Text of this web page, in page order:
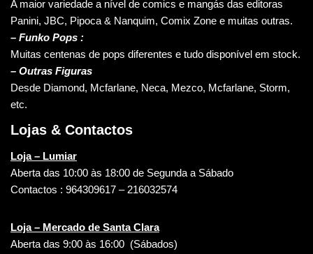
A maior variedade a nível de comics e mangás das editoras
Panini, JBC, Pipoca & Nanquim, Comix Zone e muitas outras.
– Funko Pops :
Muitas centenas de pops diferentes e tudo disponível em stock.
– Outras Figuras
Desde Diamond, Mcfarlane, Neca, Mezco, Mcfarlane, Storm,
etc.
Lojas & Contactos
Loja – Lumiar
Aberta das 10:00 às 18:00 de Segunda a Sábado
Contactos : 964309617 – 216032574
Loja – Mercado de Santa Clara
Aberta das 9:00 às 16:00 (Sábados)